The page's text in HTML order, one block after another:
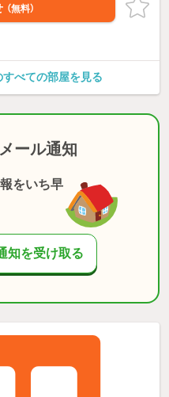
（無料）
べての部屋を見る
ール通知
をいち早
知を受け取る